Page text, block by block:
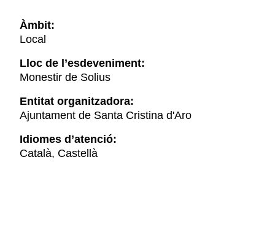
Àmbit:
Local
Lloc de l’esdeveniment:
Monestir de Solius
Entitat organitzadora:
Ajuntament de Santa Cristina d'Aro
Idiomes d’atenció:
Català, Castellà